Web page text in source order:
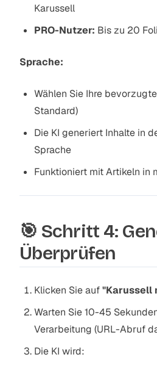
Karussell
PRO-Nutzer: Bis zu 20
Sprache:
Wählen Sie Ihre
Standard)
Die KI generiert Inhalte in
Sprache
Funktioniert mit Artikeln in
🎯 Schritt 4:
Überprüfen
Klicken Sie auf"Karussell
Warten Sie 10-45
Verarbeitung (URL-Abruf
Die KI wird: